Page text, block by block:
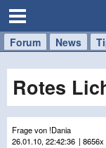
Forum News
Handy
Tablet
Windows
Mac
Rotes
Frage von !Dania
26.01.10, 22:42:36 |